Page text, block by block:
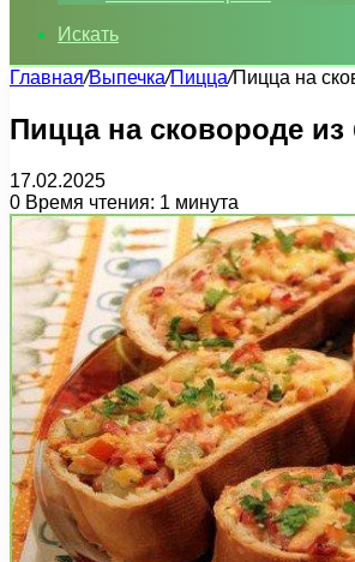
Искать
Главная/Выпечка/Пицца/Пицца на
Пицца на сковороде из
17.02.2025
0 Время чтения: 1 минута